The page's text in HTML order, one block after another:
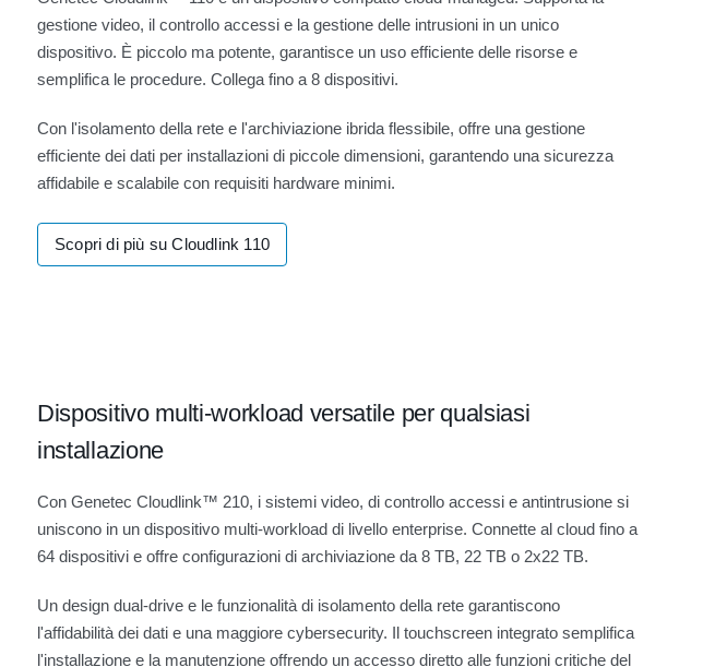
gestione video, il controllo accessi e la gestione delle intrusioni in un unico
dispositivo. È piccolo ma potente, garantisce un uso efficiente delle risorse e
semplifica le procedure. Collega fino a 8 dispositivi.
Con l'isolamento della rete e l'archiviazione ibrida flessibile, offre una gestione
efficiente dei dati per installazioni di piccole dimensioni, garantendo una sicurezza
affidabile e scalabile con requisiti hardware minimi.
Scopri di più su Cloudlink 110
Dispositivo multi-workload versatile per qualsiasi
installazione
Con Genetec Cloudlink™ 210, i sistemi video, di controllo accessi e antintrusione si
uniscono in un dispositivo multi-workload di livello enterprise. Connette al cloud fino a
64 dispositivi e offre configurazioni di archiviazione da 8 TB, 22 TB o 2x22 TB.
Un design dual-drive e le funzionalità di isolamento della rete garantiscono
l'affidabilità dei dati e una maggiore cybersecurity. Il touchscreen integrato semplifica
l'installazione e la manutenzione offrendo un accesso diretto alle funzioni critiche del